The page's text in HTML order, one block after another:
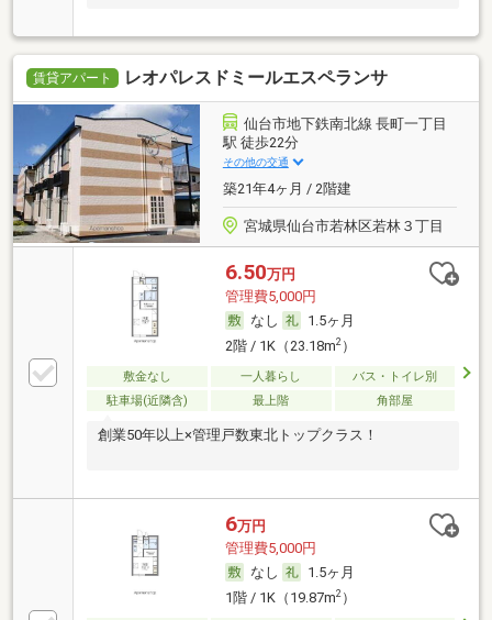
賃貸アパート レオパレスドミールエスペランサ
仙台市地下鉄南北線 長町一丁目
駅 徒歩22分
その他の交通
築21年4ヶ月 / 2階建
宮城県仙台市若林区若林３丁目
6.50万円
管理費5,000円
なし
1.5ヶ月
2階 / 1K（23.18m2）
敷金なし 一人暮らし
バス・トイレ別
駐車場(近隣含)
最上階 角部屋
創業50年以上×管理戸数東北トップクラス！
6万円
管理費5,000円
なし
1.5ヶ月
1階 / 1K（19.87m2）